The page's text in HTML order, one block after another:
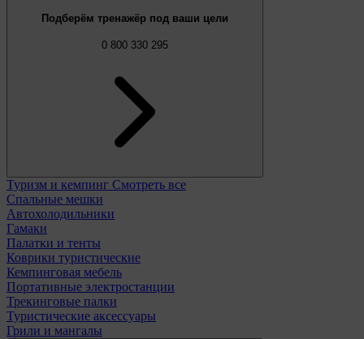
Подберём тренажёр под ваши цели
0 800 330 295
Туризм и кемпинг Смотреть все
Спальные мешки
Автохолодильники
Гамаки
Палатки и тенты
Коврики туристические
Кемпинговая мебель
Портативные электростанции
Трекинговые палки
Туристические аксессуары
Грили и мангалы